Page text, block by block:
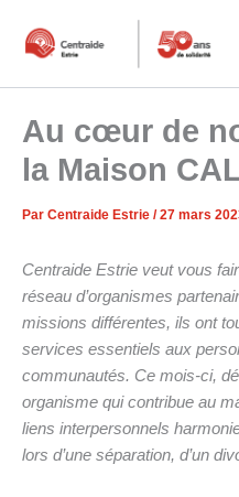
Au cœur de
la Maison
Par Centraide Estrie /27 mars
Centraide Estrie veut vous
réseau d’organismes
missions différentes, ils ont
services essentiels aux
communautés. Ce mois-ci,
organisme qui contribue au
liens interpersonnels
lors d’une séparation, d’un